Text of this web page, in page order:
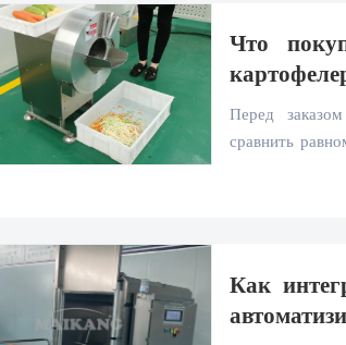
Что
Перед
сравнить
Как